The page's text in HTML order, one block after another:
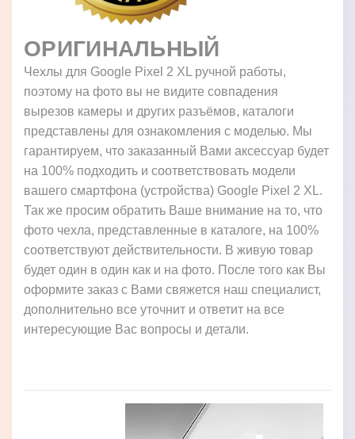
ОРИГИНАЛЬНЫЙ
Чехлы для Google Pixel 2 XL ручной работы,
поэтому на фото вы не видите совпадения
вырезов камеры и других разъёмов, каталоги
представлены для ознакомления с моделью. Мы
гарантируем, что заказанный Вами аксессуар будет
на 100% подходить и соответствовать модели
вашего смартфона (устройства) Google Pixel 2 XL.
Так же просим обратить Ваше внимание на то, что
фото чехла, представленные в каталоге, на 100%
соответствуют действительности. В живую товар
будет один в один как и на фото. После того как Вы
оформите заказ с Вами свяжется наш специалист,
дополнительно все уточнит и ответит на все
интересующие Вас вопросы и детали.